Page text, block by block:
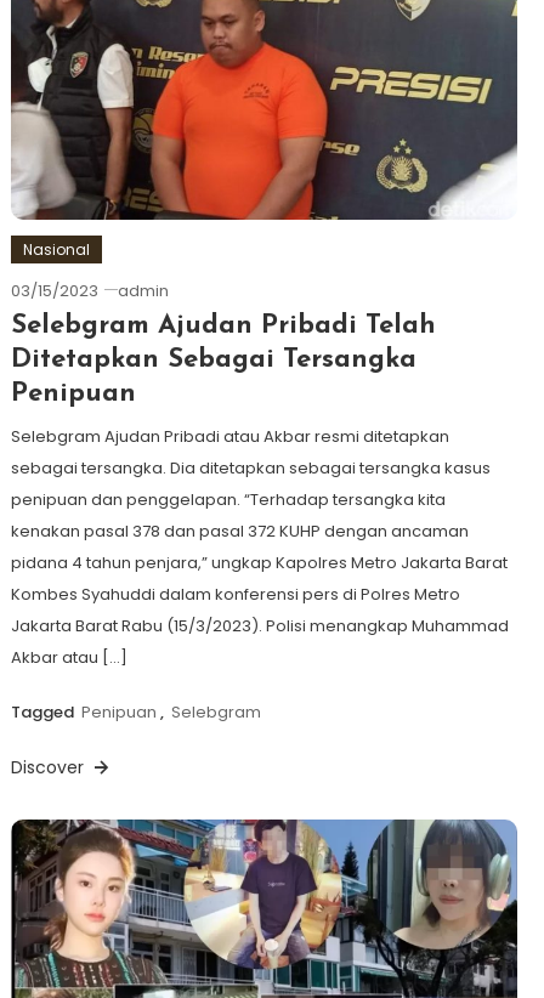
Nasional
03/15/2023 admin
Selebgram Ajudan Pribadi Telah
Ditetapkan Sebagai Tersangka
Penipuan
Selebgram Ajudan Pribadi atau Akbar resmi ditetapkan
sebagai tersangka. Dia ditetapkan sebagai tersangka kasus
penipuan dan penggelapan. “Terhadap tersangka kita
kenakan pasal 378 dan pasal 372 KUHP dengan ancaman
pidana 4 tahun penjara,” ungkap Kapolres Metro Jakarta Barat
Kombes Syahuddi dalam konferensi pers di Polres Metro
Jakarta Barat Rabu (15/3/2023). Polisi menangkap Muhammad
Akbar atau […]
Tagged Penipuan , Selebgram
Discover